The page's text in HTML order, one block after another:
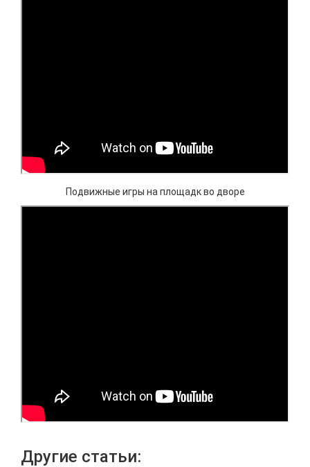
Подвижные игры на площадк во дворе
Другие статьи: